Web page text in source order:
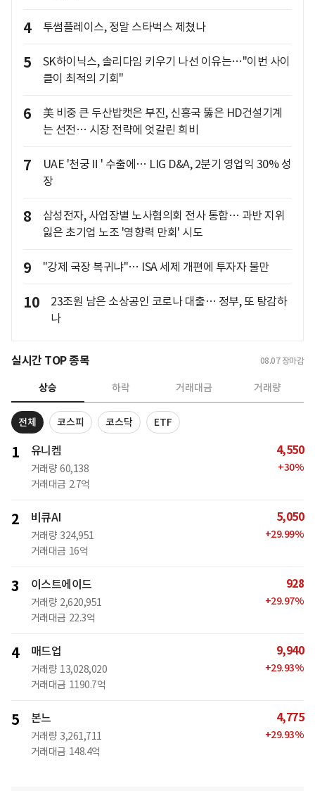
4 투썸플레이스, 정말 스타벅스 제쳤나
5
SK하이닉스, 솔리다임 키우기 나선 이유는…"이번 사이
클이 최적의 기회"
6
美 비중 큰 두산밥캣은 부진, 신흥국 뚫은 HD건설기계
는 선전… 시장 전략에 엇갈린 희비
7
UAE '천궁Ⅱ' 수출에… LIG D&A, 2분기 영업익 30% 성
장
8
삼성전자, 사업장별 노사협의회 전사 통합… 과반 지위
잃은 초기업 노조 '영향력 만회' 시도
9 "강제 국장 복귀냐"… ISA 세제 개편에 투자자 불만
10
23조원 남은 소상공인 코로나 대출… 정부, 또 탕감하
나
실시간 TOP 종목 08.07 장마감
상승 하락 거래대금 거래량
전체 코스피 코스닥 ETF
1 유니켐
거래량 60,138
거래대금 2.7억
4,550
+30%
2 비큐AI
거래량 324,951
거래대금 16억
5,050
+29.99%
3 이스트에이드
거래량 2,620,951
거래대금 22.3억
928
+29.97%
4 매드업
거래량 13,028,020
거래대금 1190.7억
9,940
+29.93%
5 본느
거래량 3,261,711
거래대금 148.4억
4,775
+29.93%